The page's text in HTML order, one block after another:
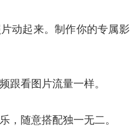
动起来。制作你的专属影
跟看图片流量一样。
，随意搭配独一无二。